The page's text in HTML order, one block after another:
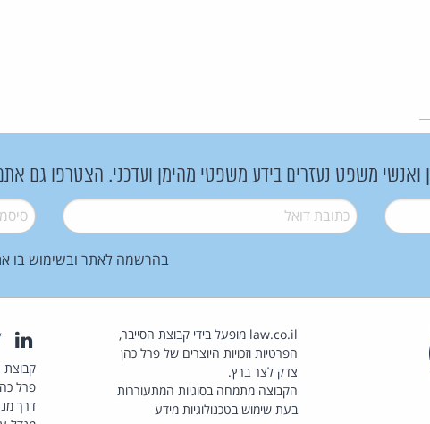
ואנשי משפט נעזרים בידע משפטי מהימן ועדכני. הצטרפו גם
דואל* סיסמה
בהרשמה לאתר ובשימוש
law.co.il מופעל בידי קבוצת הסייבר,
הפרטיות וזכויות היוצרים של פרל כהן
צדק לצר ברץ.
הקבוצה מתמחה בסוגיות המתעוררות
בעת שימוש בטכנולוגיות מידע
קבוצת
פרל
דרך